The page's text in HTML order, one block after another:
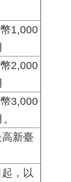
1,000
2,000
3,000
新臺
，以